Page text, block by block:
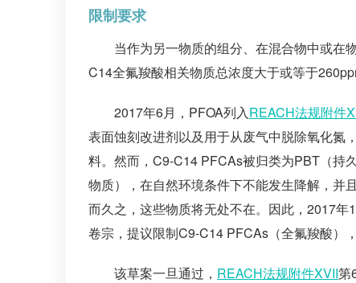
限制要求
当作为另一物质的组分、在混合物中或在
C14全氟羧酸相关物质总浓度大于或等于
2017年6月，PFOA列入REACH法规附件
表面蚀刻改进剂以及用于从废气中脱除氧化氮
料。然而，C9-C14 PFCAs被归类为PBT（持
物质），在自然环境条件下不能发生降解，并
而久之，这些物质将无处不在。因此，2017
卷宗，提议限制C9-C14 PFCAs（全氟羧酸）
该草案一旦通过， REACH法规附件XVII第